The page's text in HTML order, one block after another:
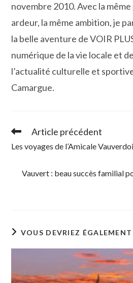
novembre 2010. Avec la même
ardeur, la même ambition, je
la belle aventure de VOIR
numérique de la vie locale et
l’actualité culturelle et
Camargue.
Read
articles
Article précédent
Les voyages de l’Amicale
Vauvert : beau succès familial
VOUS DEVRIEZ